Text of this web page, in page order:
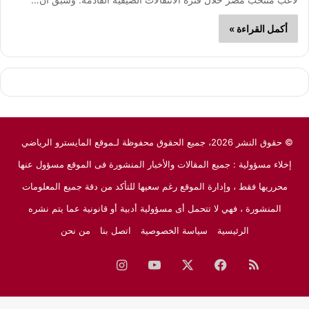
أكمل القراءة »
© حقوق النشر 2026، جميع الحقوق محفوظة لـموقع المايسترو الرياضي
إخلاء مسؤولية : جميع المقالات والأخبار المنشورة فى الموقع مسؤول عنها
محرريها فقط ، وإدارة الموقع رغم سعيها للتأكد من دقة جميع المعلومات
المنشورة ، فهي لا تتحمل أى مسؤولية أدبية أو قانونية عما يتم نشره
الرئيسية
سياسة الخصوصية اتصل بنا من نحن
ملخص
الموقع
فيسبوك ‫YouTubeانستقرام
نيوز